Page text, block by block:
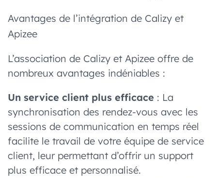
Avantages de l’intégration de Calizy et
Apizee
L’association de Calizy et Apizee offre de
nombreux avantages indéniables :
Un service client plus efficace : La
synchronisation des rendez-vous avec les
sessions de communication en temps réel
facilite le travail de votre équipe de service
client, leur permettant d’offrir un support
plus efficace et personnalisé.